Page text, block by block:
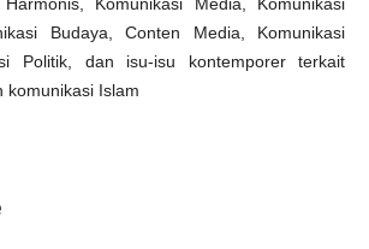
Budaya, Conten Media, Komunikasi
Politik, dan isu-isu kontemporer terkait
komunikasi Islam